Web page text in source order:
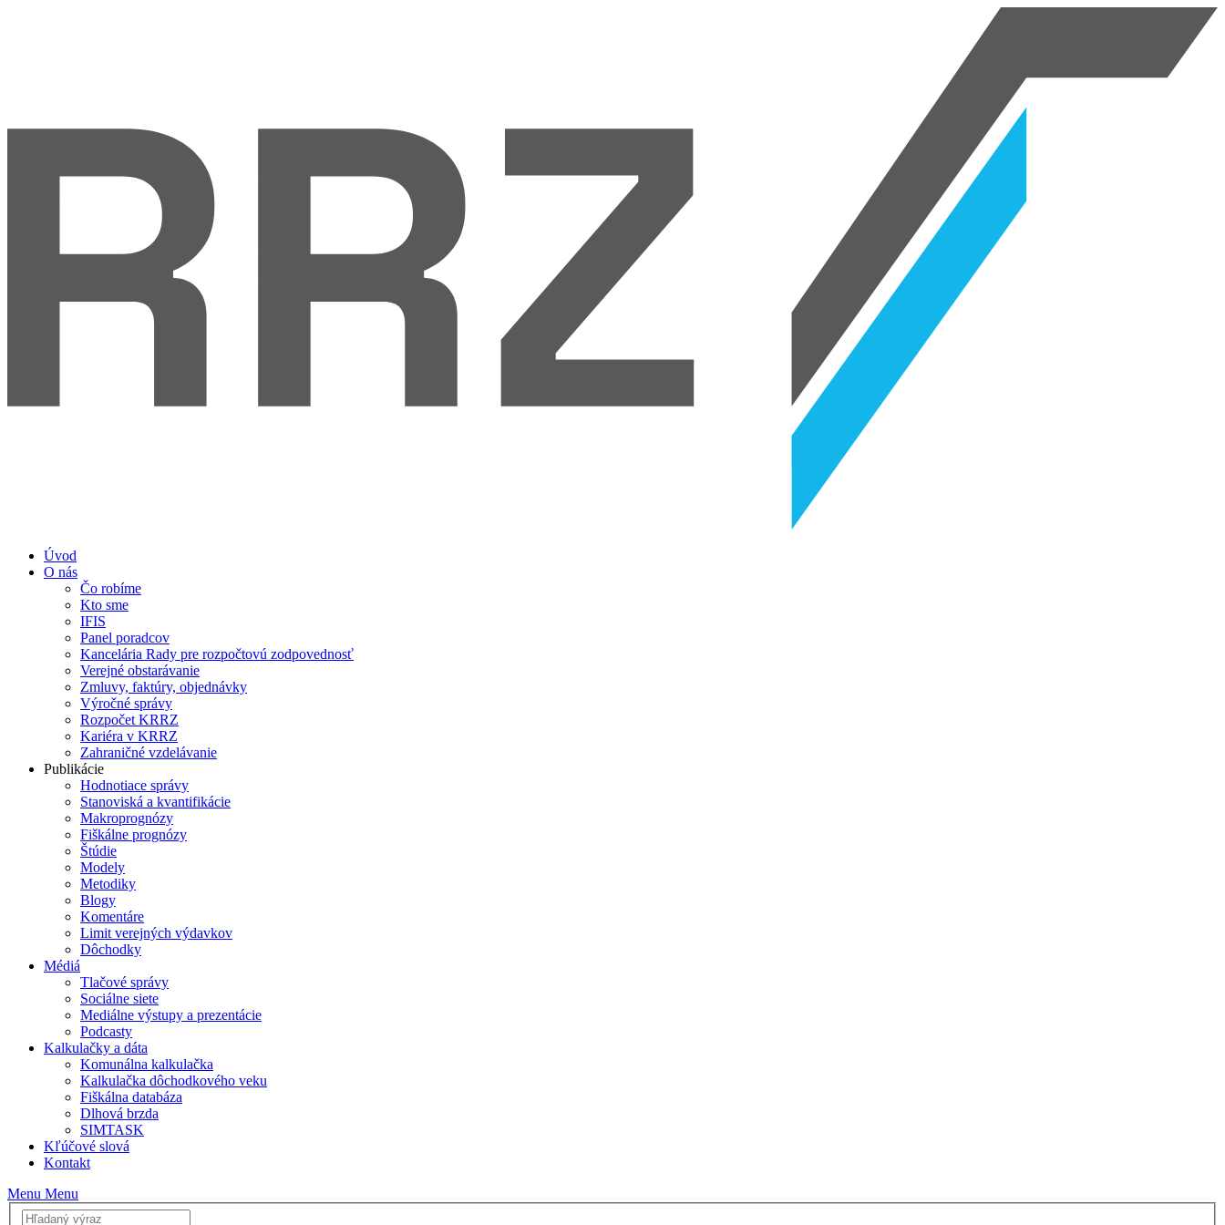
Úvod
O nás
Čo robíme
Kto sme
IFIS
Panel poradcov
Kancelária Rady pre rozpočtovú zodpovednosť
Verejné obstarávanie
Zmluvy, faktúry, objednávky
Výročné správy
Rozpočet KRRZ
Kariéra v KRRZ
Zahraničné vzdelávanie
Publikácie
Hodnotiace správy
Stanoviská a kvantifikácie
Makroprognózy
Fiškálne prognózy
Štúdie
Modely
Metodiky
Blogy
Komentáre
Limit verejných výdavkov
Dôchodky
Médiá
Tlačové správy
Sociálne siete
Mediálne výstupy a prezentácie
Podcasty
Kalkulačky a dáta
Komunálna kalkulačka
Kalkulačka dôchodkového veku
Fiškálna databáza
Dlhová brzda
SIMTASK
Kľúčové slová
Kontakt
Menu Menu